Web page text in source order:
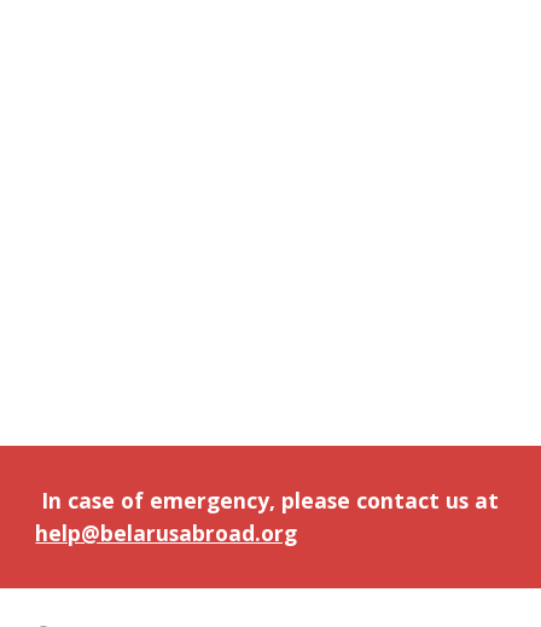
In case of emergency, please contact us at
help@belarusabroad.org